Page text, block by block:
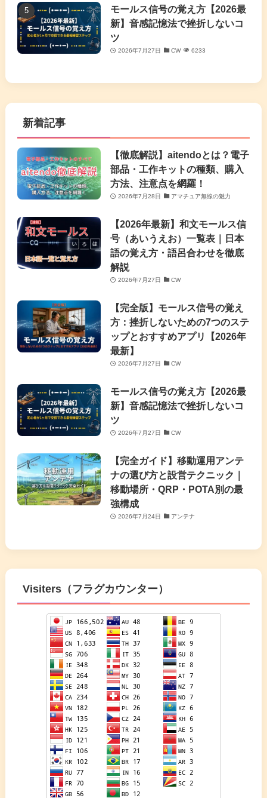
モールス信号の覚え方【2026最
新】音感記憶法で挫折しないコ
ツ
2026年7月27日 CW 6233
新着記事
【徹底解説】aitendoとは？電子
部品・工作キットの種類、購入
方法、注意点を網羅！
2026年7月28日 アマチュア無線の魅力
【2026年最新】和文モールス信
号（あいうえお）一覧表｜日本
語の覚え方・語呂合わせを徹底
解説
2026年7月27日 CW
【完全版】モールス信号の覚え
方：挫折しないための7つのステ
ップとおすすめアプリ【2026年
最新】
2026年7月27日 CW
モールス信号の覚え方【2026最
新】音感記憶法で挫折しないコ
ツ
2026年7月27日 CW
【完全ガイド】移動運用アンテ
ナの選び方と設営テクニック｜
移動場所・QRP・POTA別の最
強構成
2026年7月24日 アンテナ
Visiters（フラグカウンター）